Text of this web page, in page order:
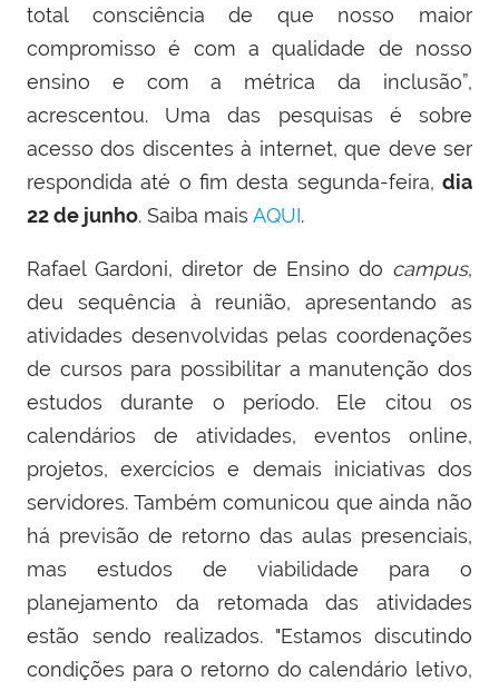
total consciência de que nosso maior
compromisso é com a qualidade de nosso
ensino e com a métrica da inclusão”,
acrescentou. Uma das pesquisas é sobre
acesso dos discentes à internet, que deve ser
respondida até o fim desta segunda-feira, dia
22 de junho. Saiba mais AQUI.
Rafael Gardoni, diretor de Ensino do campus,
deu sequência à reunião, apresentando as
atividades desenvolvidas pelas coordenações
de cursos para possibilitar a manutenção dos
estudos durante o período. Ele citou os
calendários de atividades, eventos online,
projetos, exercícios e demais iniciativas dos
servidores. Também comunicou que ainda não
há previsão de retorno das aulas presenciais,
mas estudos de viabilidade para o
planejamento da retomada das atividades
estão sendo realizados. "Estamos discutindo
condições para o retorno do calendário letivo,